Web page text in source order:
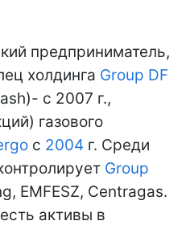
предприниматель,
холдинга Group DF
с 2007 г.,
газового
c 2004 г. Среди
Group
EMFESZ, Centragas.
активы в